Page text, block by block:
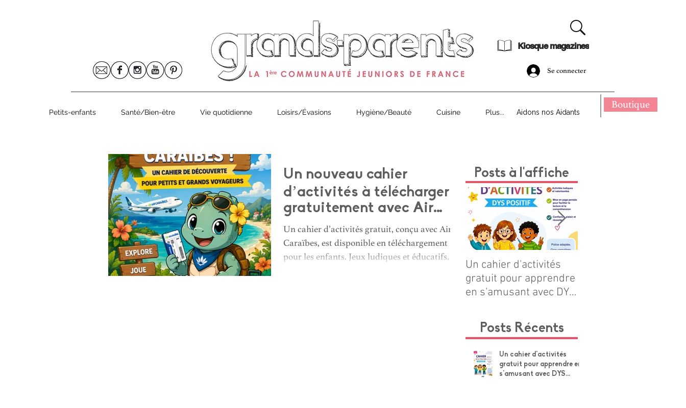
Kiosque magazines
Se connecter
Petits-enfants Santé/Bien-être Vie quotidienne Loisirs/Évasions Hygiène/Beauté Cuisine Plus...
Boutique
Aidons nos Aidants
Un nouveau cahier
d’activités à télécharger
gratuitement avec Air
Caraïbes !
Un cahier d’activités gratuit, conçu avec Air
Caraïbes, est disponible en téléchargement
pour les enfants. Jeux ludiques et éducatifs
Posts à l'affiche
Un cahier d'activités
gratuit pour apprendre
en s'amusant avec DYS
Posts Récents
Un cahier d'activités
gratuit pour apprendre en
s'amusant avec DYS